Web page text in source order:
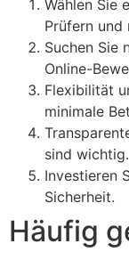
Wählen Sie
Prüfern und
Suchen Sie
Online-
Flexibilität
minimale
sind wichtig.
Investieren
Sicherheit.
Häufig